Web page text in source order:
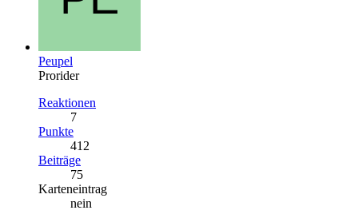
Peupel
Prorider
Reaktionen
7
Punkte
412
Beiträge
75
Karteneintrag
nein